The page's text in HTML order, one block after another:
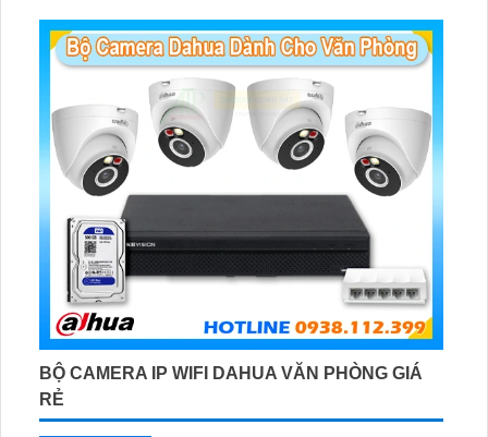
BỘ CAMERA IP WIFI DAHUA VĂN PHÒNG GIÁ
RẺ